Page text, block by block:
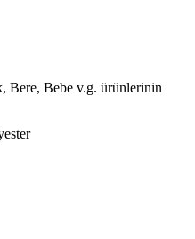
Bere, Bebe v.g. ürünlerinin